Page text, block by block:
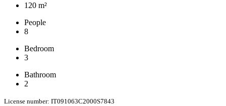
120 m²
People
8
Bedroom
3
Bathroom
2
License number: IT091063C2000S7843